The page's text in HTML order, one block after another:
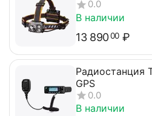
0.0
В наличии
13 89000 ₽
Радиостанция
GPS
0.0
В наличии